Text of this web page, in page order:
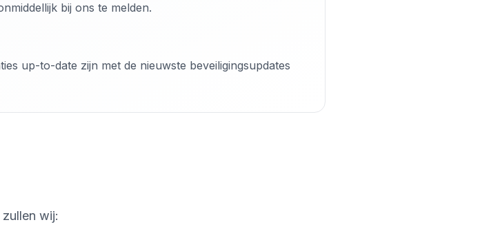
bij ons te melden.
up-to-date zijn met de nieuwste beveiligingsupdates
wij: